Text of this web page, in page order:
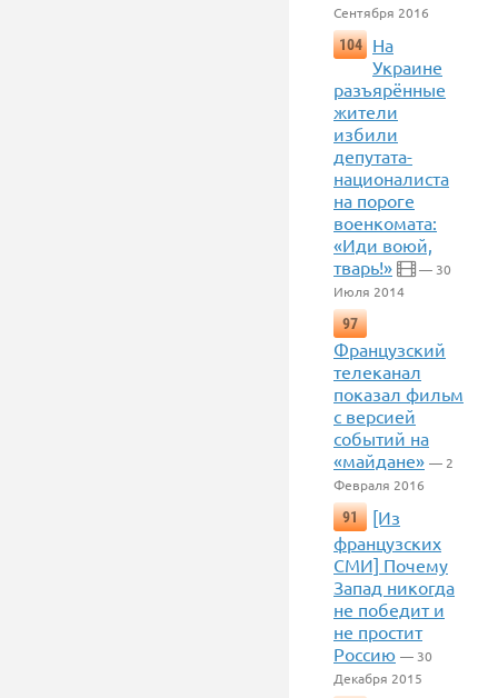
Сентября 2016
104
На
Украине
разъярённые
жители
избили
депутата-
националиста
на пороге
военкомата:
«Иди воюй,
тварь!»
— 30
Июля 2014
97
Французский
телеканал
показал фильм
с версией
событий на
«майдане» — 2
Февраля 2016
91
[Из
французских
СМИ] Почему
Запад никогда
не победит и
не простит
Россию — 30
Декабря 2015